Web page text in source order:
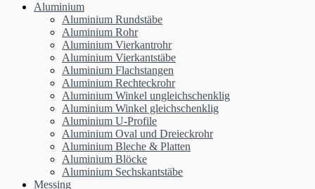
Aluminium
Aluminium Rundstäbe
Aluminium Rohr
Aluminium Vierkantrohr
Aluminium Vierkantstäbe
Aluminium Flachstangen
Aluminium Rechteckrohr
Aluminium Winkel ungleichschenklig
Aluminium Winkel gleichschenklig
Aluminium U-Profile
Aluminium Oval und Dreieckrohr
Aluminium Bleche & Platten
Aluminium Blöcke
Aluminium Sechskantstäbe
Messing